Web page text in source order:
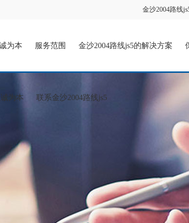
金沙2004路线
为本
服务范围 金沙2004路线js5的解决方案
为本 联系金沙2004路线js5